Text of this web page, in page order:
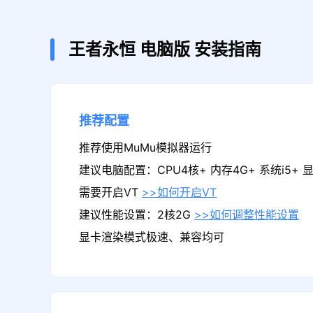
王者永恒 电脑版 安装指南
推荐配置
推荐使用MuMu模拟器运行
建议电脑配置：CPU4核+ 内存4G+ 系统i5+
需要开启VT >>如何开启VT
建议性能设置：2核2G >>如何调整性能设置
显卡渲染模式极速、兼容均可